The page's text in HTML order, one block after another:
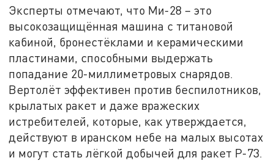
Эксперты отмечают, что Ми-28 – это
высокозащищённая машина с титановой
кабиной, бронестёклами и керамическими
пластинами, способными выдержать
попадание 20-миллиметровых снарядов.
Вертолёт эффективен против беспилотников,
крылатых ракет и даже вражеских
истребителей, которые, как утверждается,
действуют в иранском небе на малых высотах
и могут стать лёгкой добычей для ракет Р-73.